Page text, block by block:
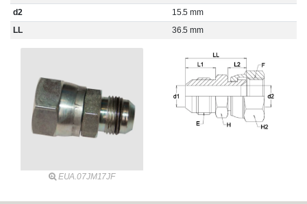
d2
15.5 mm
LL
36.5 mm
EUA.07JM17JF